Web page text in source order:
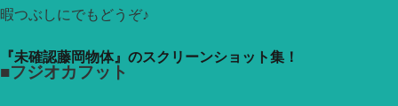
暇つぶしにでもどうぞ♪
『未確認藤岡物体』のスクリーンショット集！
■フジオカフット